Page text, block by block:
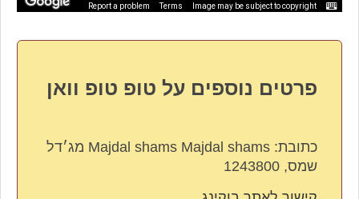
Image may be subject to copyright
Terms
Report a problem
פרטים נוספים על טופ טופ וואן
כתובת:
Majdal shams Majdal shams מג׳דל
שמס, 1243800